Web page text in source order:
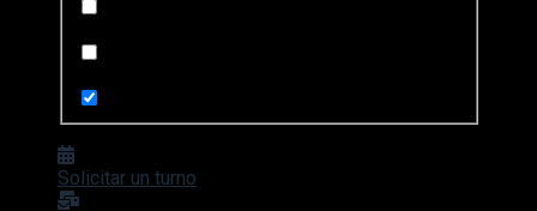
Solicitar un turno